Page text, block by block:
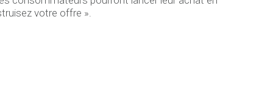
votre offre ».